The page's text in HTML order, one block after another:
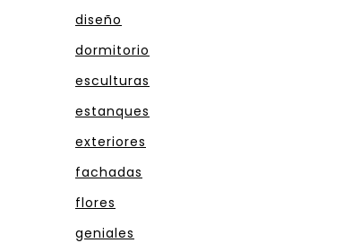
diseño
dormitorio
esculturas
estanques
exteriores
fachadas
flores
geniales